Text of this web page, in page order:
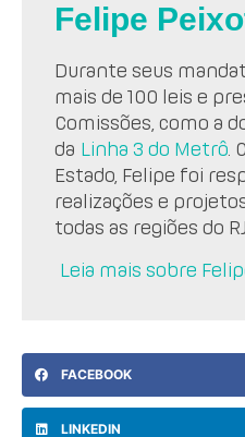
Felipe
Durante seus
mais de 100 leis e
Comissões, como a
da Linha 3 do Metrô .
Estado, Felipe foi
realizações e
todas as regiões do
Leia mais sobre
FACEBOOK
LINKEDIN